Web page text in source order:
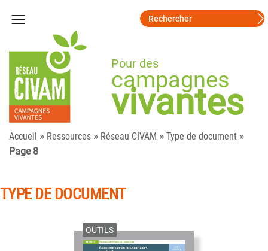
Pour des
campagnes
vivantes
Accueil » Ressources » Réseau CIVAM » Type de document »
Page 8
TYPE DE DOCUMENT
OUTILS